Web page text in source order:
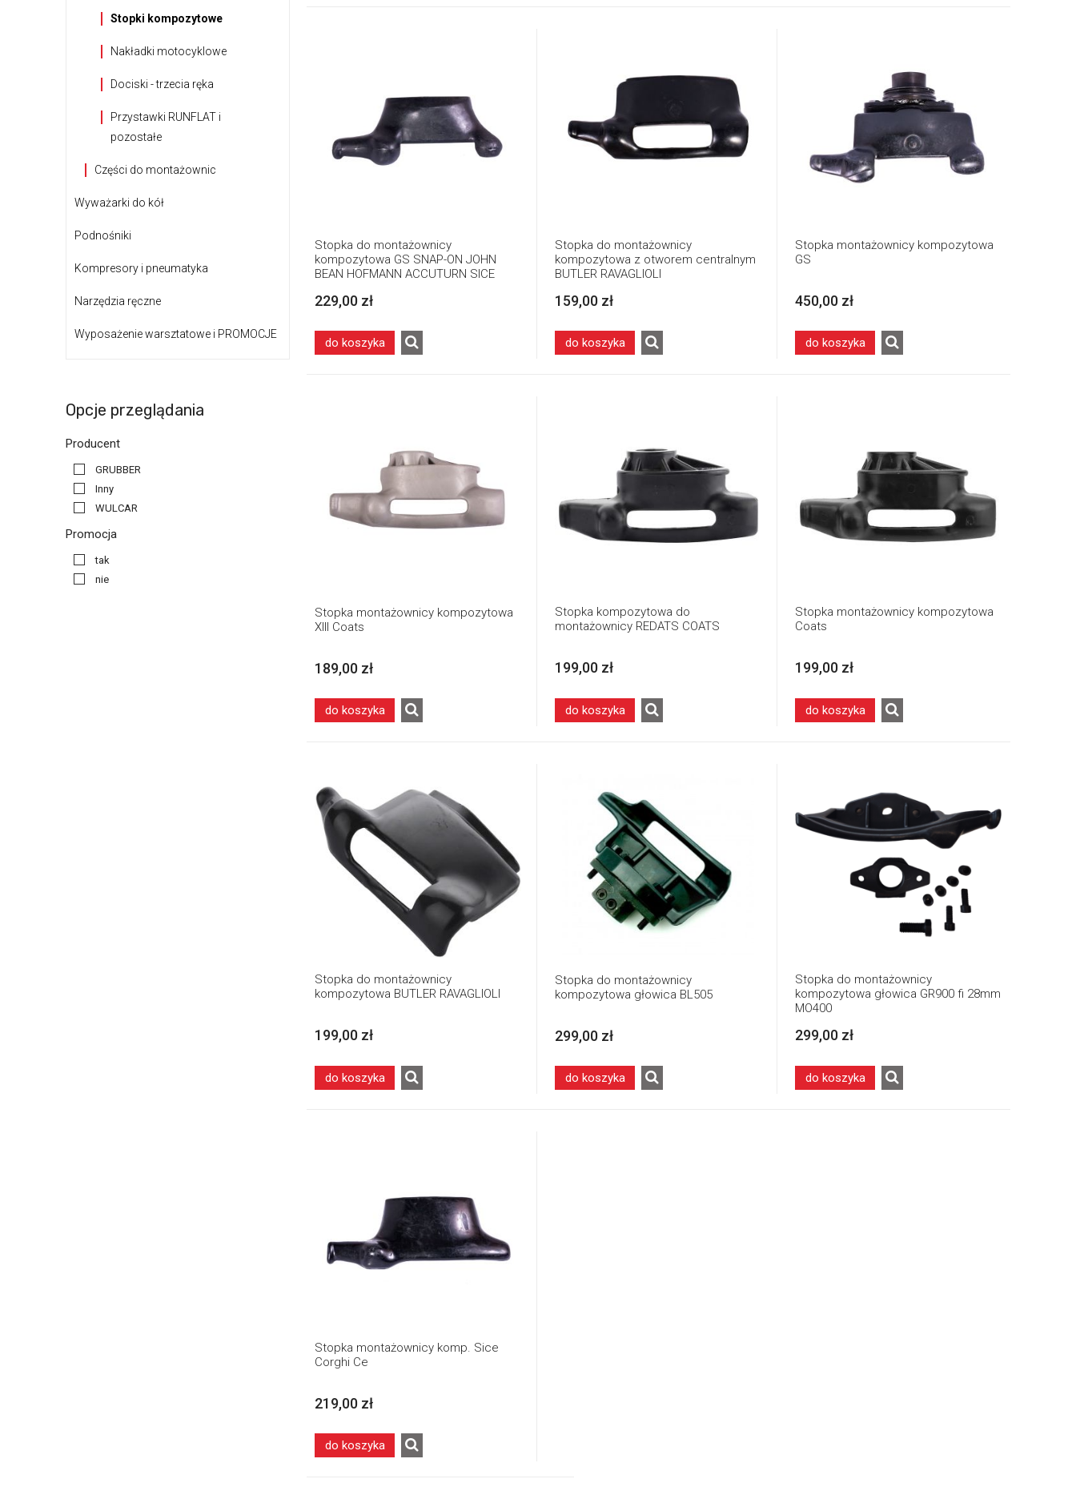
Stopki kompozytowe
Nakładki motocyklowe
Dociski - trzecia ręka
Przystawki RUNFLAT i
pozostałe
Części do montażownic
Wyważarki do kół
Podnośniki
Kompresory i pneumatyka
Narzędzia ręczne
Wyposażenie warsztatowe i PROMOCJE
Opcje przeglądania
Producent
GRUBBER
Inny
WULCAR
Promocja
tak
nie
Stopka do montażownicy
kompozytowa GS SNAP-ON JOHN
BEAN HOFMANN ACCUTURN SICE
229,00 zł
do koszyka
Stopka do montażownicy
kompozytowa z otworem centralnym
BUTLER RAVAGLIOLI
159,00 zł
do koszyka
Stopka montażownicy kompozytowa
GS
450,00 zł
do koszyka
Stopka montażownicy kompozytowa
XIII Coats
189,00 zł
do koszyka
Stopka kompozytowa do
montażownicy REDATS COATS
199,00 zł
do koszyka
Stopka montażownicy kompozytowa
Coats
199,00 zł
do koszyka
Stopka do montażownicy
kompozytowa BUTLER RAVAGLIOLI
199,00 zł
do koszyka
Stopka do montażownicy
kompozytowa głowica BL505
299,00 zł
do koszyka
Stopka do montażownicy
kompozytowa głowica GR900 fi 28mm
MO400
299,00 zł
do koszyka
Stopka montażownicy komp. Sice
Corghi Ce
219,00 zł
do koszyka